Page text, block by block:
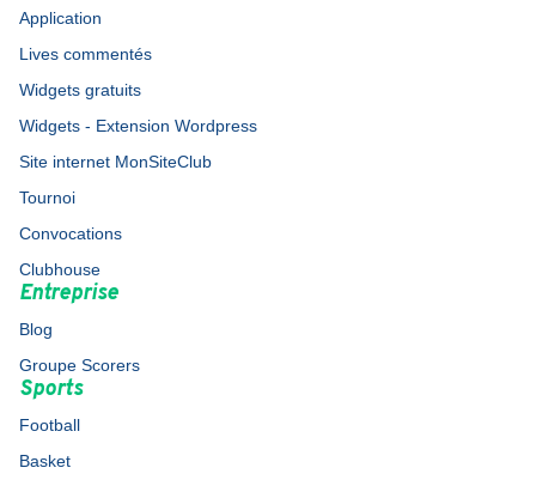
Application
Lives commentés
Widgets gratuits
Widgets - Extension Wordpress
Site internet MonSiteClub
Tournoi
Convocations
Clubhouse
Entreprise
Blog
Groupe Scorers
Sports
Football
Basket